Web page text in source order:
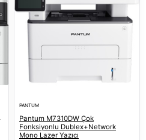
PANTUM
Pantum M7310DW Çok
Fonksiyonlu Dublex+Network
Mono Lazer Yazıcı